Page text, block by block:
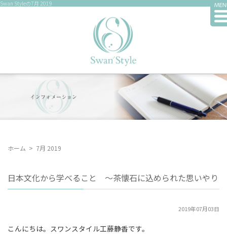
Swan Styleの7月 2019
ホーム > 7月 2019
日本文化から学べること ～茶懐石に込められた思いやり
2019年07月03日
こんにちは。スワンスタイル工藤静香です。